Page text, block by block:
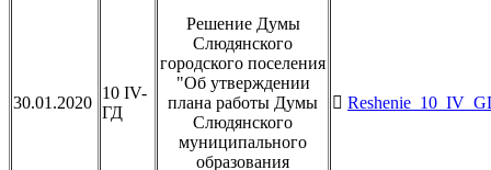
30.01.2020
10 IV-
ГД
Решение Думы
Слюдянского
городского поселения
"Об утверждении
плана работы Думы
Слюдянского
муниципального
образования